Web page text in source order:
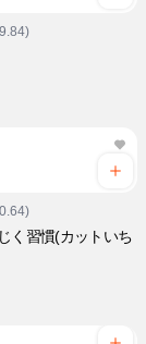
く習慣(カットいち